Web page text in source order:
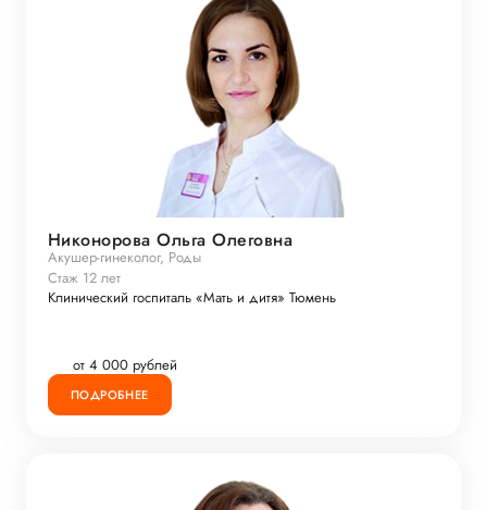
Никонорова Ольга Олеговна
Акушер-гинеколог, Роды
Стаж 12 лет
Клинический госпиталь «Мать и дитя» Тюмень
от 4 000 рублей
ПОДРОБНЕЕ